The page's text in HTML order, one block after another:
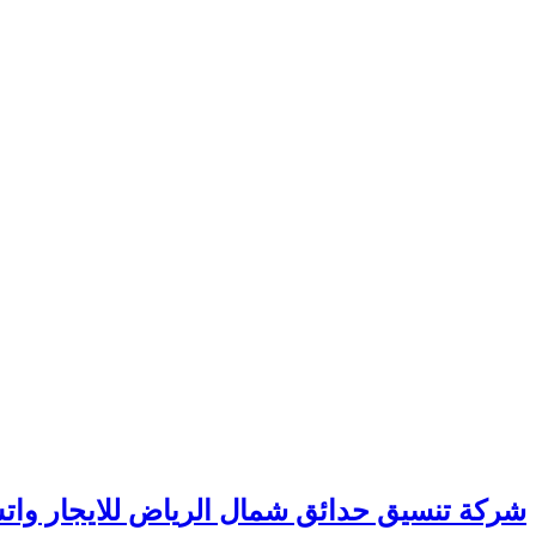
شركة تنسيق حدائق شمال الرياض للايجار واتس 00201006307526 خصم 40% –